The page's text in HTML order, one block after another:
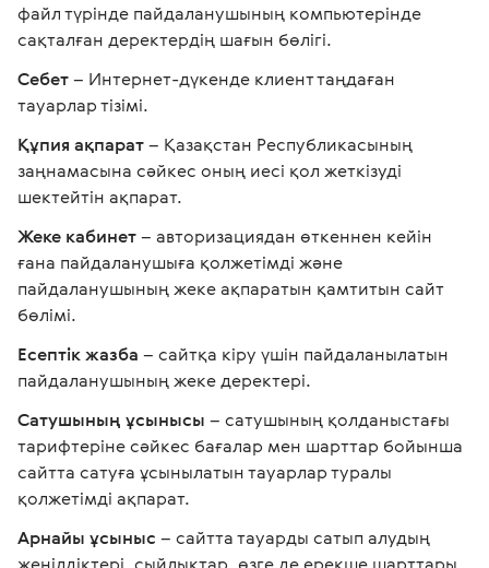
файл түрінде пайдаланушының компьютерінде
сақталған деректердің шағын бөлігі.
Себет– Интернет-дүкенде клиент таңдаған
тауарлар тізімі.
Құпия ақпарат– Қазақстан Республикасының
заңнамасына сәйкес оның иесі қол жеткізуді
шектейтін ақпарат.
Жеке кабинет– авторизациядан өткеннен кейін
ғана пайдаланушыға қолжетімді және
пайдаланушының жеке ақпаратын қамтитын сайт
бөлімі.
Есептік жазба – сайтқа кіру үшін пайдаланылатын
пайдаланушының жеке деректері.
Сатушының ұсынысы – сатушының қолданыстағы
тарифтеріне сәйкес бағалар мен шарттар бойынша
сайтта сатуға ұсынылатын тауарлар туралы
қолжетімді ақпарат.
Арнайы ұсыныс – сайтта тауарды сатып алудың